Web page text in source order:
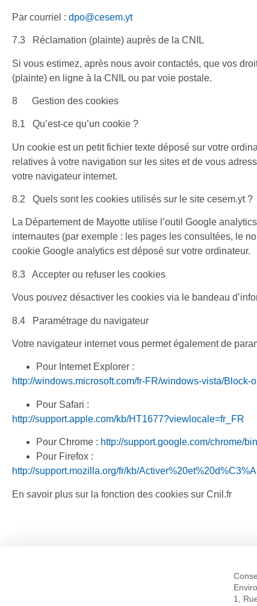
Par courriel : dpo@cesem.yt
7.3 Réclamation (plainte) auprès de la CNIL
Si vous estimez, après nous avoir contactés, que vos
(plainte) en ligne à la CNIL ou par voie postale.
8 Gestion des cookies
8.1 Qu’est-ce qu’un cookie ?
Un cookie est un petit fichier texte déposé sur votre
relatives à votre navigation sur les sites et de vous
votre navigateur internet.
8.2 Quels sont les cookies utilisés sur le site cesem.yt ?
La Département de Mayotte utilise l’outil Google
internautes (par exemple : les pages les consultées, le
cookie Google analytics est déposé sur votre ordinateur.
8.3 Accepter ou refuser les cookies
Vous pouvez désactiver les cookies via le bandeau
8.4 Paramétrage du navigateur
Votre navigateur internet vous permet également de
Pour Internet Explorer :
http://windows.microsoft.com/fr-FR/windows-vista/Block-
Pour Safari :
http://support.apple.com/kb/HT1677?viewlocale=fr_FR
Pour Chrome : http://support.google.com/chrome/
Pour Firefox :
http://support.mozilla.org/fr/kb/
En savoir plus sur la fonction des cookies sur Cnil.fr
1,